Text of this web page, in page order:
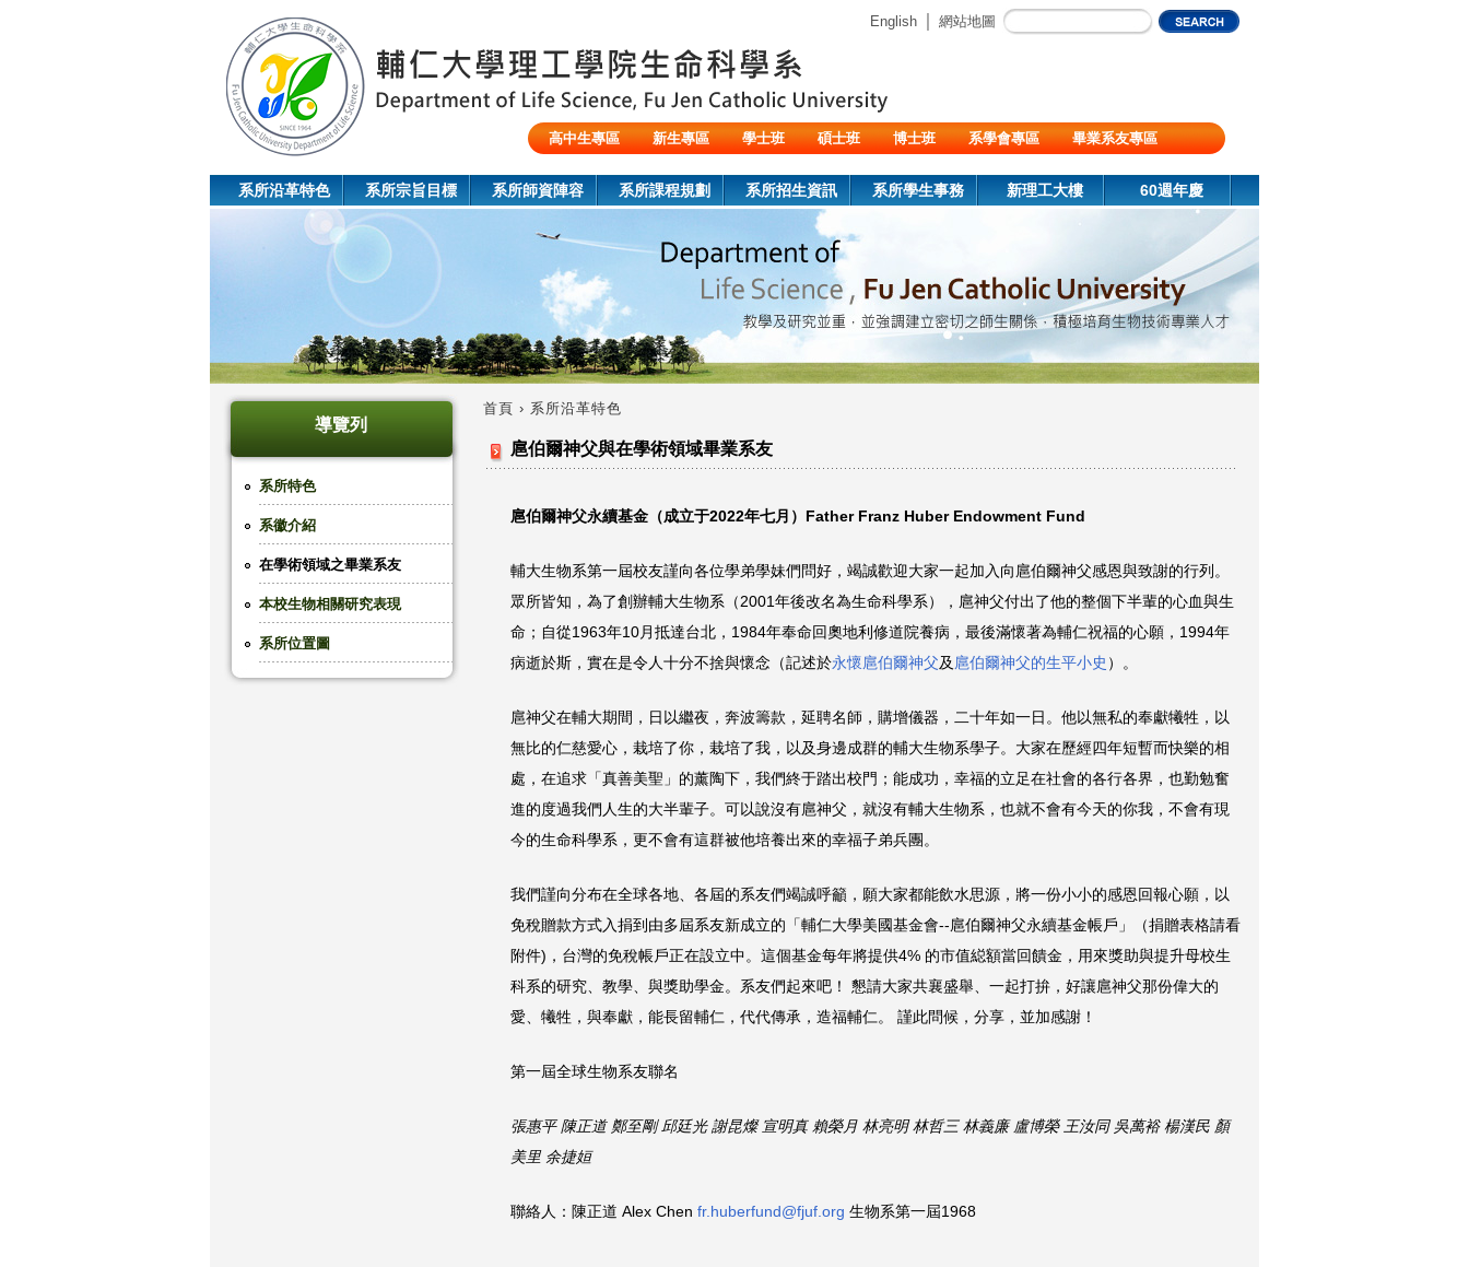
English 網站地圖
高中生專區 新生專區 學士班 碩士班 博士班 系學會專區
畢業系友專區
系所沿革特色 系所宗旨目標 系所師資陣容 系所課程規劃 系所招生資訊 系所學生事務 新理工大樓 60週年慶
導覽列
系所特色
系徽介紹
在學術領域之畢業系友
本校生物相關研究表現
系所位置圖
您
首頁 › 系所沿革特色
扈伯爾神父與在學術領域畢業系友
扈伯爾神父永續基金 （成立于2022年七月） Father Franz Huber Endowment Fund
輔大生物系第一屆校友謹向各位學弟學妹們問好，竭誠歡迎大家一起加入向扈伯爾神父感恩與致謝的行列。
眾所皆知，為了創辦輔大生物系（2001年後改名為生命科學系），扈神父付出了他的整個下半輩的心血與生
命；自從1963年10月抵達台北，1984年奉命回奧地利修道院養病，最後滿懷著為輔仁祝福的心願，1994年
病逝於斯，實在是令人十分不捨與懷念（記述於永懷扈伯爾神父及 扈伯爾神父的生平小史 ）。
扈神父在輔大期間，日以繼夜，奔波籌款，延聘名師，購增儀器，二十年如一日。他以無私的奉獻犧牲，以
無比的仁慈愛心，栽培了你，栽培了我，以及身邊成群的輔大生物系學子。大家在歷經四年短暫而快樂的相
處，在追求「真善美聖」的薰陶下，我們終于踏出校門；能成功，幸福的立足在社會的各行各界，也勤勉奮
進的度過我們人生的大半輩子。可以說沒有扈神父，就沒有輔大生物系，也就不會有今天的你我，不會有現
今的生命科學系，更不會有這群被他培養出來的幸福子弟兵團。
我們謹向分布在全球各地、各屆的系友們竭誠呼籲，願大家都能飲水思源，將一份小小的感恩回報心願，以
免稅贈款方式入捐到由多屆系友新成立的「輔仁大學美國基金會--扈伯爾神父永續基金帳戶」（捐贈表格請看
附件)，台灣的免稅帳戶正在設立中。這個基金每年將提供4% 的市值縂額當回饋金，用來獎助與提升母校生
科系的研究、教學、與獎助學金。系友們起來吧！ 懇請大家共襄盛舉、一起打拚，好讓扈神父那份偉大的
愛、犧牲，與奉獻，能長留輔仁，代代傳承，造福輔仁。 謹此問候，分享，並加感謝！
第一屆全球生物系友聯名
張惠平 陳正道 鄭至剛 邱廷光 謝昆燦 宣明真 賴榮月 林亮明 林哲三 林義廉 盧博榮 王汝同 吳萬裕 楊漢民 顏
美里 余捷姮
聯絡人：陳正道 Alex Chen fr.huberfund@fjuf.org 生物系第一屆1968